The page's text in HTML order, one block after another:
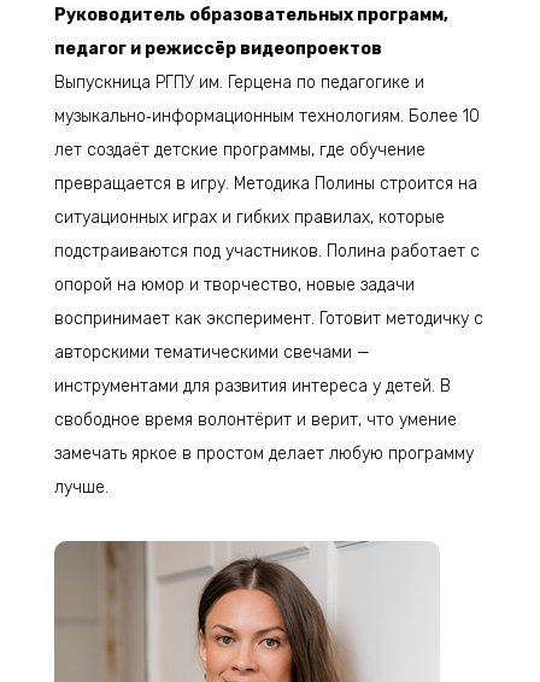
Руководитель образовательных программ,
педагог и режиссёр видеопроектов
Выпускница РГПУ им. Герцена по педагогике и
музыкально‑информационным технологиям. Более 10
лет создаёт детские программы, где обучение
превращается в игру. Методика Полины строится на
ситуационных играх и гибких правилах, которые
подстраиваются под участников. Полина работает с
опорой на юмор и творчество, новые задачи
воспринимает как эксперимент. Готовит методичку с
авторскими тематическими свечами —
инструментами для развития интереса у детей. В
свободное время волонтёрит и верит, что умение
замечать яркое в простом делает любую программу
лучше.